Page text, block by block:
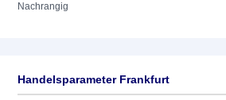
Nachrangig
Handelsparameter Frankfurt